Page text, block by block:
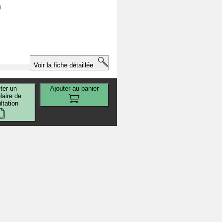
Voir la fiche détaillée
un
de
Ajouter au panier